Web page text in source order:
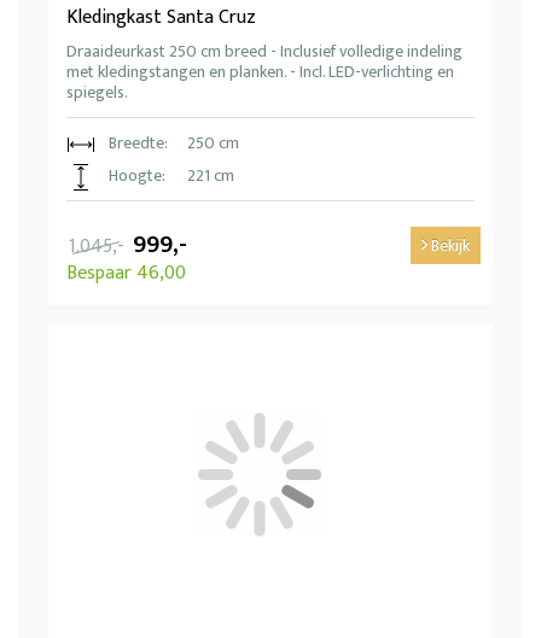
Kledingkast Santa Cruz
Draaideurkast 250 cm breed - Inclusief volledige indeling
met kledingstangen en planken. - Incl. LED-verlichting en
spiegels.
Breedte:
250 cm
Hoogte:
221 cm
1.045,- 999,-
Bespaar 46,00
Bekijk